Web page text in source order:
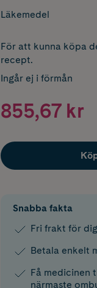
Läkemedel
För att kunna köpa
recept.
Ingår ej i förmån
855,67 kr
Snabba fakta
Fri frakt för
Betala enkelt
Få medicinen
närmaste